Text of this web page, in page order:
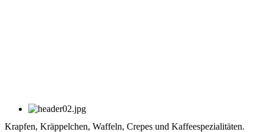
Krapfen, Kräppelchen, Waffeln, Crepes und Kaffeespezialitäten.